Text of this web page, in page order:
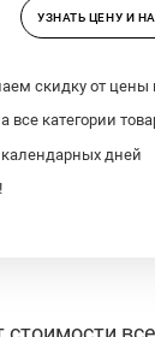
УЗНАТЬ ЦЕНУ И
скидку от цены
все категории
дней